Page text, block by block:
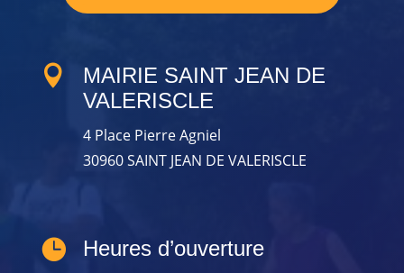

MAIRIE SAINT JEAN DE
VALERISCLE
4 Place Pierre Agniel
30960 SAINT JEAN DE VALERISCLE
 Heures d’ouverture